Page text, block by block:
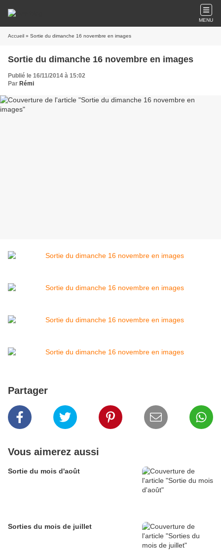
MENU
Accueil » Sortie du dimanche 16 novembre en images
Sortie du dimanche 16 novembre en images
Publié le 16/11/2014 à 15:02
Par Rémi
Partager
Vous aimerez aussi
Sortie du mois d'août
Sorties du mois de juillet